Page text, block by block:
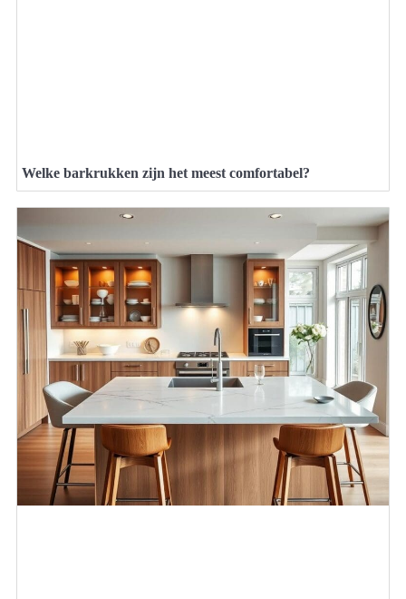
Welke barkrukken zijn het meest comfortabel?